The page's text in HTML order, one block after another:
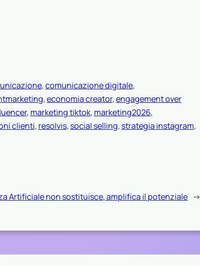
, comunicazione digitale
, economia creator, engagement over
, marketing tiktok, marketing2026
clienti, resolvis, social selling, strategia instagram
Artificiale non sostituisce, amplifica il potenziale →